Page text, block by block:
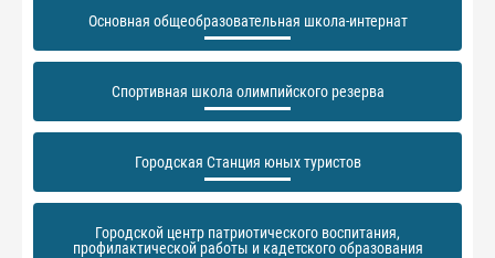
Основная общеобразовательная школа-интернат
Спортивная школа олимпийского резерва
Городская Станция юных туристов
Городской центр патриотического воспитания,
профилактической работы и кадетского образования